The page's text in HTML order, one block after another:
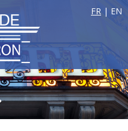
FR | EN